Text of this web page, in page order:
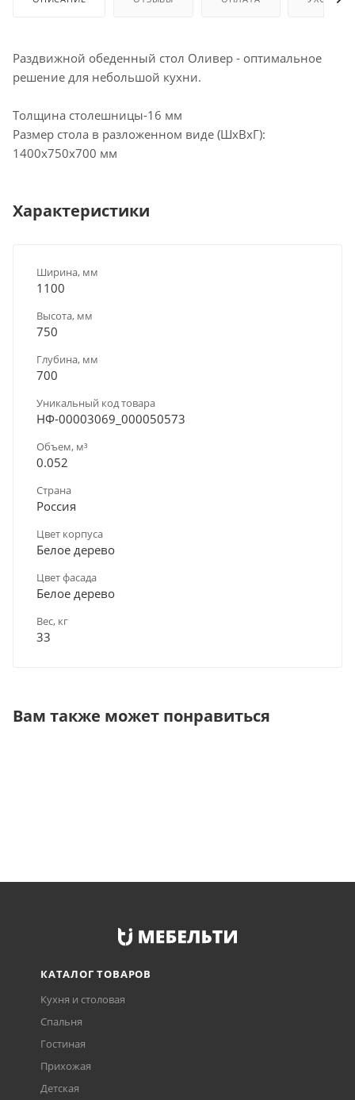
Раздвижной обеденный стол Оливер - оптимальное
решение для небольшой кухни.
Толщина столешницы-16 мм
Размер стола в разложенном виде (ШхВхГ):
1400х750х700 мм
Характеристики
Ширина, мм
1100
Высота, мм
750
Глубина, мм
700
Уникальный код товара
НФ-00003069_000050573
Объем, м³
0.052
Страна
Россия
Цвет корпуса
Белое дерево
Цвет фасада
Белое дерево
Вес, кг
33
Вам также может понравиться
КАТАЛОГ ТОВАРОВ
Кухня и столовая
Спальня
Гостиная
Прихожая
Детская